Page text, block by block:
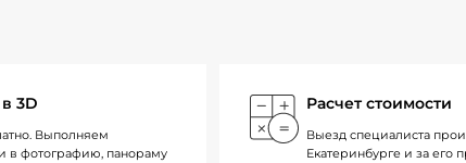
3D
Выполняем
в фотографию, панораму
Расчет стоимости
Выезд специалиста
Екатеринбурге и за его